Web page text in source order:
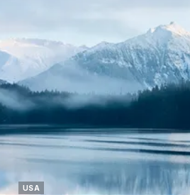
USA